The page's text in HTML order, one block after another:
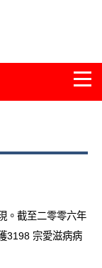
。截至二零零六年
3198 宗愛滋病病